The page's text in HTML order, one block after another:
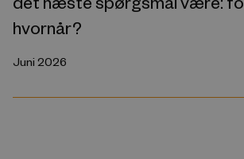
hvornår?
Juni 2026